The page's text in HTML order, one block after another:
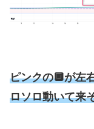
ピンクの🔲が左
ロソロ動いて来